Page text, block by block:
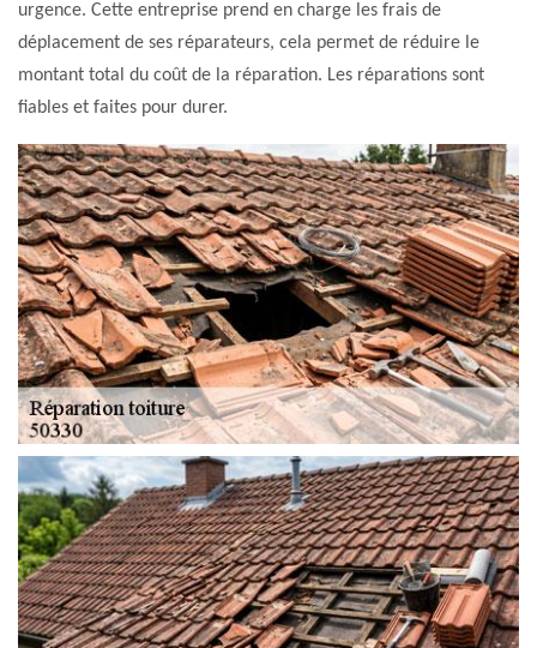
urgence. Cette entreprise prend en charge les frais de
déplacement de ses réparateurs, cela permet de réduire le
montant total du coût de la réparation. Les réparations sont
fiables et faites pour durer.